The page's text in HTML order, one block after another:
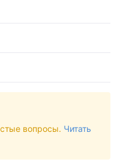
вопросы. Читать